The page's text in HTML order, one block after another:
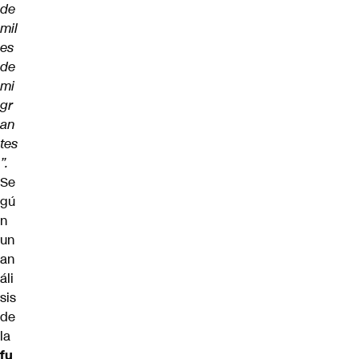
de
mil
es
de
mi
gr
an
tes
”.
Se
gú
n
un
an
áli
sis
de
la
fu